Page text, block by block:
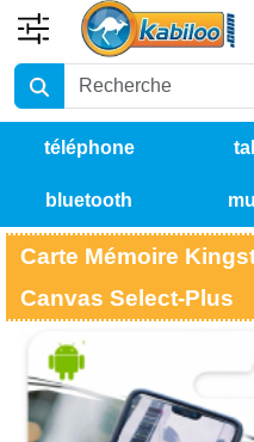
téléphone
bluetooth
Carte Mémoire
Canvas Select-Plus